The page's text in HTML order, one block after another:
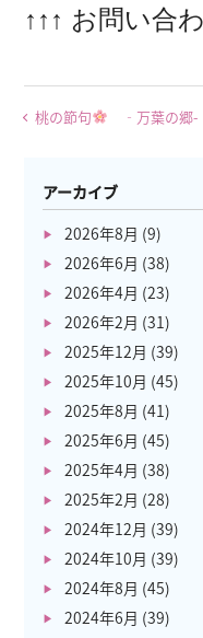
↑↑↑ お問い合
桃の節句 ‐万葉の郷-
アーカイブ
2026年8月 (9)
2026年6月 (38)
2026年4月 (23)
2026年2月 (31)
2025年12月 (39)
2025年10月 (45)
2025年8月 (41)
2025年6月 (45)
2025年4月 (38)
2025年2月 (28)
2024年12月 (39)
2024年10月 (39)
2024年8月 (45)
2024年6月 (39)